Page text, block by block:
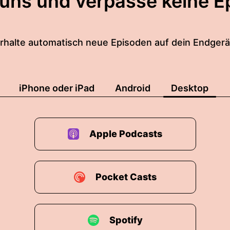
automatisch neue Episoden auf dein
iPhone oder iPad Android Desktop
Apple Podcasts
Pocket Casts
Spotify